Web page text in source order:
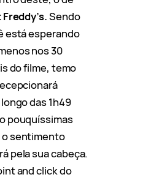
Sendo
está esperando
nos 30
do filme, temo
das 1h49
pouquíssimas
o sentimento
pela sua cabeça.
and click do